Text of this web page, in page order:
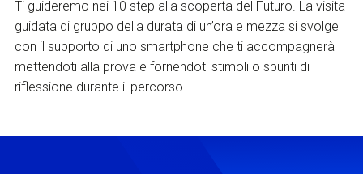
Ti guideremo nei 10 step alla scoperta del Futuro. La visita
guidata di gruppo della durata di un’ora e mezza si svolge
con il supporto di uno smartphone che ti accompagnerà
mettendoti alla prova e fornendoti stimoli o spunti di
riflessione durante il percorso.